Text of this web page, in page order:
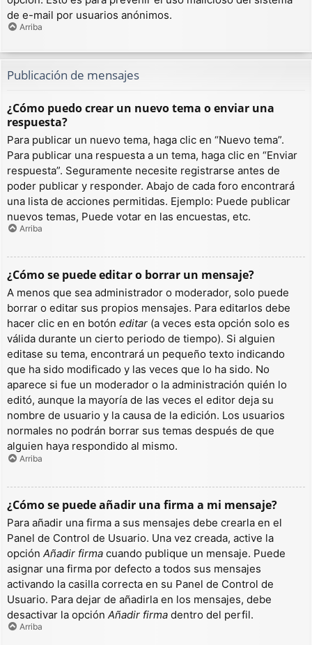
de e-mail por usuarios anónimos.
Arriba
Publicación de mensajes
¿Cómo puedo crear un nuevo tema o enviar una
respuesta?
Para publicar un nuevo tema, haga clic en “Nuevo tema”.
Para publicar una respuesta a un tema, haga clic en “Enviar
respuesta”. Seguramente necesite registrarse antes de
poder publicar y responder. Abajo de cada foro encontrará
una lista de acciones permitidas. Ejemplo: Puede publicar
nuevos temas, Puede votar en las encuestas, etc.
Arriba
¿Cómo se puede editar o borrar un mensaje?
A menos que sea administrador o moderador, solo puede
borrar o editar sus propios mensajes. Para editarlos debe
hacer clic en en botón editar (a veces esta opción solo es
válida durante un cierto periodo de tiempo). Si alguien
editase su tema, encontrará un pequeño texto indicando
que ha sido modificado y las veces que lo ha sido. No
aparece si fue un moderador o la administración quién lo
editó, aunque la mayoría de las veces el editor deja su
nombre de usuario y la causa de la edición. Los usuarios
normales no podrán borrar sus temas después de que
alguien haya respondido al mismo.
Arriba
¿Cómo se puede añadir una firma a mi mensaje?
Para añadir una firma a sus mensajes debe crearla en el
Panel de Control de Usuario. Una vez creada, active la
opción Añadir firma cuando publique un mensaje. Puede
asignar una firma por defecto a todos sus mensajes
activando la casilla correcta en su Panel de Control de
Usuario. Para dejar de añadirla en los mensajes, debe
desactivar la opción Añadir firma dentro del perfil.
Arriba